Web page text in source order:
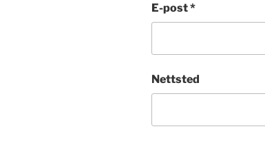
E-post*
Nettsted